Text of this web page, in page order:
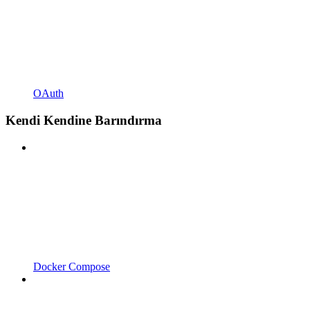
OAuth
Kendi Kendine Barındırma
Docker Compose